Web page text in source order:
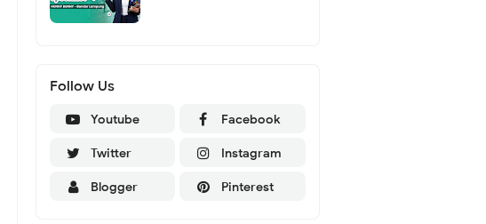
Follow Us
Youtube Facebook
Twitter Instagram
Blogger Pinterest